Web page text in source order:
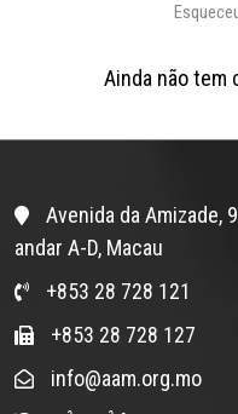
Ainda não tem
Avenida da Amizade,
andar A-D, Macau
+853 28 728 121
+853 28 728 127
info@aam.org.mo